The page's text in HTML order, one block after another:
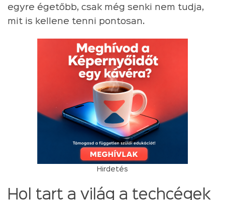
egyre égetőbb, csak még senki nem tudja,
mit is kellene tenni pontosan.
Hirdetés
Hol tart a világ a techcégek